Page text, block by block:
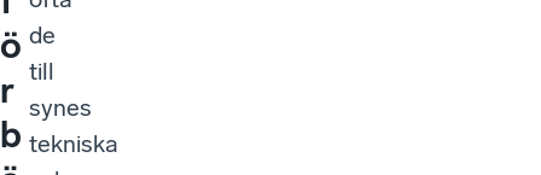
ö
r
b
de
till
synes
tekniska